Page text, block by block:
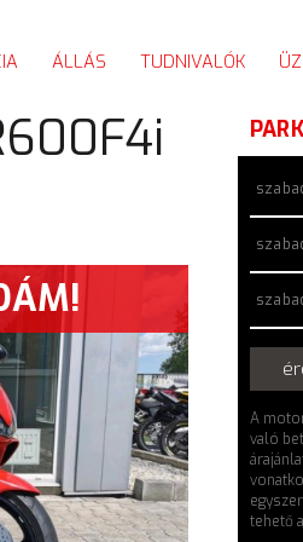
ÁLLÁS TUDNIVALÓK
A
való
tehető